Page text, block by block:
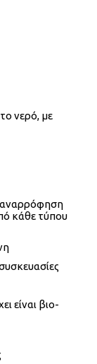
νερό, με
αναρρόφηση
κάθε τύπου
είναι βιο-